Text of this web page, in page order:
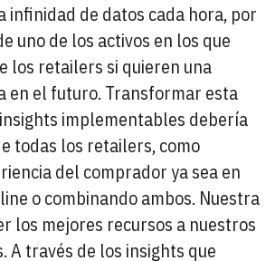
infinidad de datos cada hora, por
uno de los activos en los que
los retailers si quieren una
en el futuro. Transformar esta
implementables debería
todas los retailers, como
del comprador ya sea en
o combinando ambos. Nuestra
los mejores recursos a nuestros
A través de los insights que